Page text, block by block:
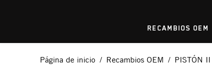
RECAMBIOS OEM
Página de inicio Recambios OEM PISTÓN